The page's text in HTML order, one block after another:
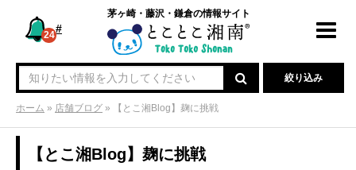
#
24
茅ヶ崎・藤沢・鎌倉の情報サイト
絞り込み
ホーム » 店舗ブログ » 【とこ湘Blog】麹に挑戦
【とこ湘Blog】麹に挑戦